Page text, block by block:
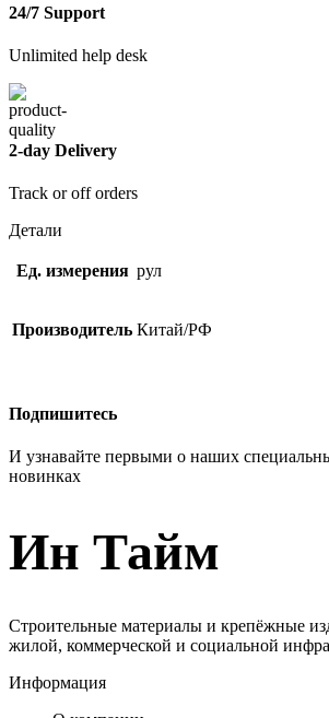
24/7 Support
Unlimited help desk
2-day Delivery
Track or off orders
Детали
Ед. измерения рул
Производитель Китай/РФ
Подпишитесь
И узнавайте первыми о наших
новинках
Ин Тайм
Строительные материалы и крепёжные
жилой, коммерческой и социальной
Информация